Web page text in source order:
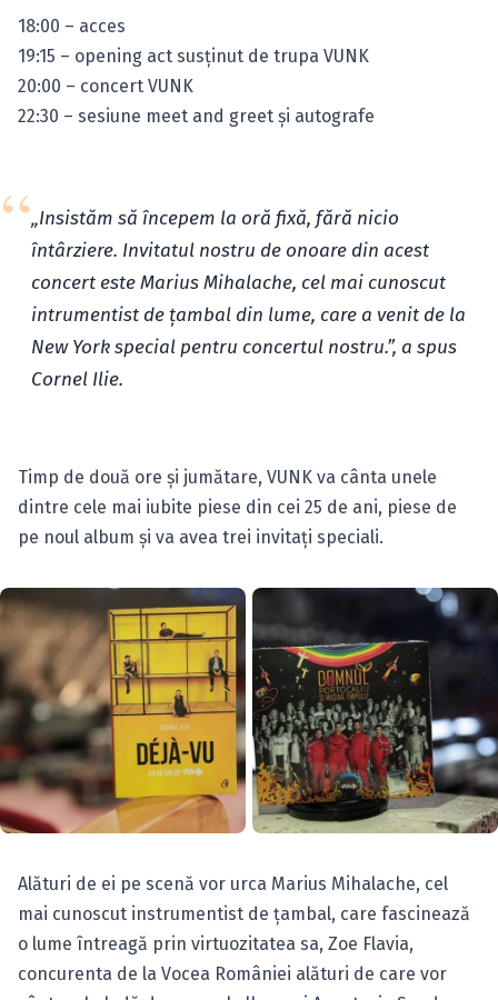
18:00 – acces
19:15 – opening act susţinut de trupa VUNK
20:00 – concert VUNK
22:30 – sesiune meet and greet și autografe
„Insistăm să începem la oră fixă, fără nicio
întârziere. Invitatul nostru de onoare din acest
concert este Marius Mihalache, cel mai cunoscut
intrumentist de țambal din lume, care a venit de la
New York special pentru concertul nostru.”, a spus
Cornel Ilie.
Timp de două ore şi jumătare, VUNK va cânta unele
dintre cele mai iubite piese din cei 25 de ani, piese de
pe noul album şi va avea trei invitaţi speciali.
Alături de ei pe scenă vor urca Marius Mihalache, cel
mai cunoscut instrumentist de țambal, care fascinează
o lume întreagă prin virtuozitatea sa, Zoe Flavia,
concurenta de la Vocea României alături de care vor